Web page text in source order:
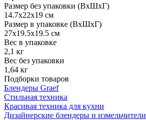
Размер без упаковки (ВхШхГ)
14.7x22x19 см
Размер в упаковке (ВхШхГ)
27x19.5x19.5 см
Вес в упаковке
2,1 кг
Вес без упаковки
1,64 кг
Подборки товаров
Блендеры Graef
Стильная техника
Красивая техника для кухни
Дизайнерские блендеры и измельчители